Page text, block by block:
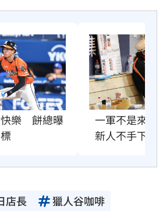
樂　餅總曝
一軍不是來跑
新人不手下留
店長 獵人谷咖啡